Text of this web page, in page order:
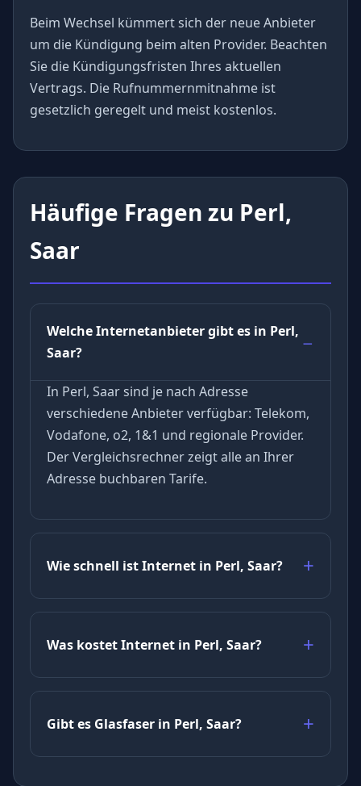
Beim Wechsel kümmert sich der neue Anbieter
um die Kündigung beim alten Provider. Beachten
Sie die Kündigungsfristen Ihres aktuellen
Vertrags. Die Rufnummernmitnahme ist
gesetzlich geregelt und meist kostenlos.
Häufige Fragen zu Perl,
Saar
Welche Internetanbieter gibt es in Perl,
Saar?
In Perl, Saar sind je nach Adresse
verschiedene Anbieter verfügbar: Telekom,
Vodafone, o2, 1&1 und regionale Provider.
Der Vergleichsrechner zeigt alle an Ihrer
Adresse buchbaren Tarife.
Wie schnell ist Internet in Perl, Saar?
Was kostet Internet in Perl, Saar?
Gibt es Glasfaser in Perl, Saar?